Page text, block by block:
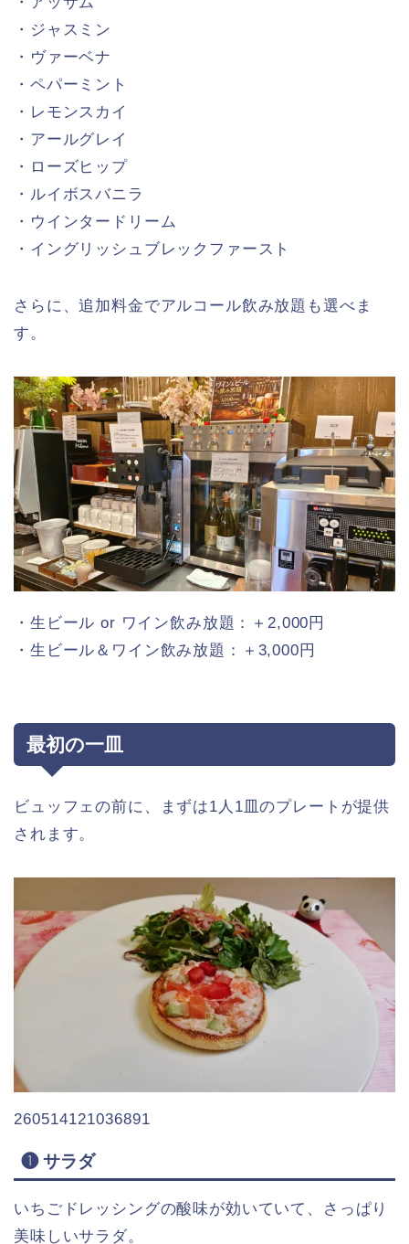
・ジャスミン
・ヴァーベナ
・ペパーミント
・レモンスカイ
・アールグレイ
・ローズヒップ
・ルイボスバニラ
・ウインタードリーム
・イングリッシュブレックファースト
さらに、追加料金でアルコール飲み放題も選べま
す。
・生ビール or ワイン飲み放題：＋2,000円
・生ビール＆ワイン飲み放題：＋3,000円
最初の一皿
ビュッフェの前に、まずは1人1皿のプレートが提供
されます。
260514121036891
❶ サラダ
いちごドレッシングの酸味が効いていて、さっぱり
美味しいサラダ。